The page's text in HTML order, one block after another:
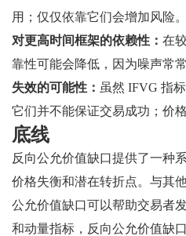
用；仅仅依靠它们会增加风险。
对更高时间框架的依赖性： 在
靠性可能会降低，因为噪声常
失效的可能性： 虽然 IFVG 指
它们并不能保证交易成功；价
底线
反向公允价值缺口提供了一种
价格失衡和潜在转折点。与其
公允价值缺口可以帮助交易者
和动量指标，反向公允价值缺